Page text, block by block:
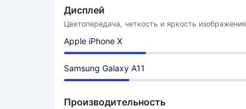
Дисплей
Цветопередача, четкость и яркость изображения
Apple iPhone X
Samsung Galaxy A11
Производительность